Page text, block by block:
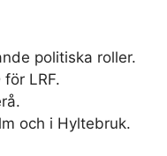
politiska roller.
LRF.
och i Hyltebruk.